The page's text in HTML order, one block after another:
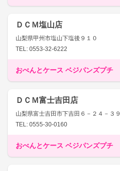
ＤＣＭ塩山店
山梨県甲州市塩山下塩後９１０
TEL: 0553-32-6222
おべんとケース ベジパンズプチ
ＤＣＭ富士吉田店
山梨県富士吉田市下吉田６－２４－３９
TEL: 0555-30-0160
おべんとケース ベジパンズプチ